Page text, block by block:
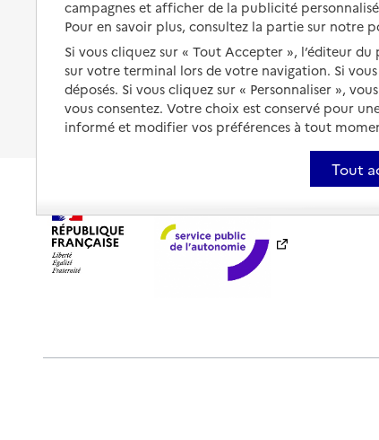
Les mesures de protection
Les obligations de la famille
À qui s’adresser ?
Les politiques du grand âge
maladie ou un handicap
Fin de vie à domicile
campagnes et afficher de la publicité
Pour en savoir plus, consultez la partie sur notre
Si vous cliquez sur « Tout Accepter », l’éditeur
sur votre terminal lors de votre navigation. Si
déposés. Si vous cliquez sur « Personnaliser »,
vous consentez. Votre choix est conservé pour
informé et modifier vos préférences à tout
Tout